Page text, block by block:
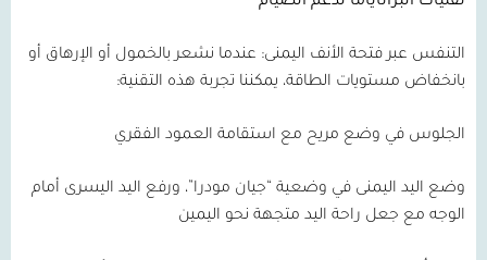
التنفس عبر فتحة الأنف اليمنى: عندما نشعر بالخمول أو الإرهاق أو
بانخفاض مستويات الطاقة، يمكننا تجربة هذه التقنية:
الجلوس في وضع مريح مع استقامة العمود الفقري
وضع اليد اليمنى في وضعية “جيان مودرا”، ورفع اليد اليسرى أمام
الوجه مع جعل راحة اليد متجهة نحو اليمين